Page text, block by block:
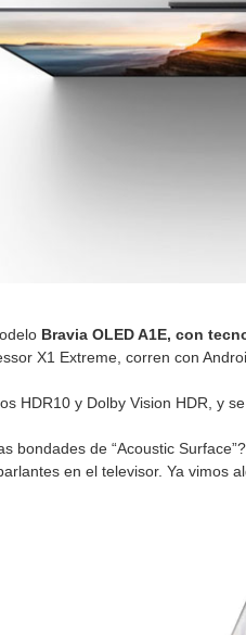
Bravia OLED A1E, con
X1 Extreme, corren con
HDR10 y Dolby Vision HDR, y
bondades de “Acoustic
en el televisor. Ya vimos